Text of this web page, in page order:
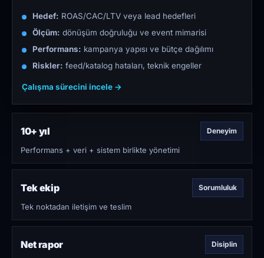
Hedef: ROAS/CAC/LTV veya lead hedefleri
Ölçüm: dönüşüm doğruluğu ve event mimarisi
Performans: kampanya yapısı ve bütçe dağılımı
Riskler: feed/katalog hataları, teknik engeller
Çalışma sürecini incele →
10+ yıl Deneyim
Performans + veri + sistem birlikte yönetimi
Tek ekip Sorumluluk
Tek noktadan iletişim ve teslim
Net rapor Disiplin